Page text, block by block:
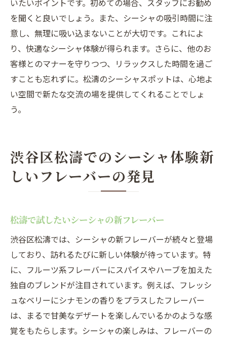
いたいポイントです。初めての場合、スタッフにお勧め
を聞くと良いでしょう。また、シーシャの吸引時間に注
意し、無理に吸い込まないことが大切です。これによ
り、快適なシーシャ体験が得られます。さらに、他のお
客様とのマナーを守りつつ、リラックスした時間を過ご
すことも忘れずに。松濤のシーシャスポットは、心地よ
い空間で新たな交流の場を提供してくれることでしょ
う。
渋谷区松濤でのシーシャ体験新
しいフレーバーの発見
松濤で試したいシーシャの新フレーバー
渋谷区松濤では、シーシャの新フレーバーが続々と登場
しており、訪れるたびに新しい体験が待っています。特
に、フルーツ系フレーバーにスパイスやハーブを加えた
独自のブレンドが注目されています。例えば、フレッシ
ュなベリーにシナモンの香りをプラスしたフレーバー
は、まるで甘美なデザートを楽しんでいるかのような感
覚をもたらします。シーシャの楽しみは、フレーバーの